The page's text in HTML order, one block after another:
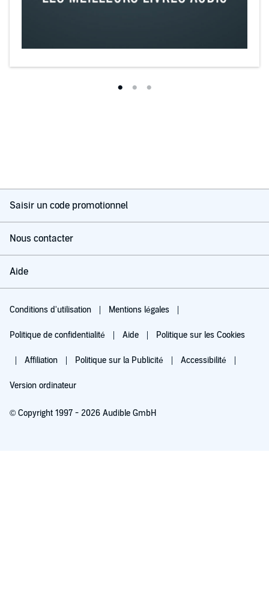
Saisir un code promotionnel
Nous contacter
Aide
Conditions d'utilisation Mentions légales
Politique de confidentialité Aide Politique sur les Cookies
Affiliation Politique sur la Publicité Accessibilité
Version ordinateur
© Copyright 1997 - 2026 Audible GmbH